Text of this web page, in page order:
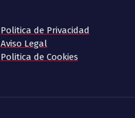
Politica de Privacidad
Aviso Legal
Politica de Cookies